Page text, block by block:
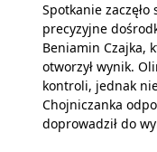
Spotkanie
precyzyjne
Beniamin Czajka,
otworzył wynik.
kontroli, jednak
Chojniczanka
doprowadził do